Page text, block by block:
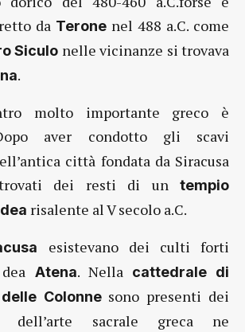
da Terone nel 488 a.C. come
Siculo nelle vicinanze si trovava
.
molto importante greco è
aver condotto gli scavi
città fondata da Siracusa
dei resti di un tempio
risalente al V secolo a.C.
esistevano dei culti forti
Atena. Nella
cattedrale di
Colonnesono presenti dei
sacrale greca ne